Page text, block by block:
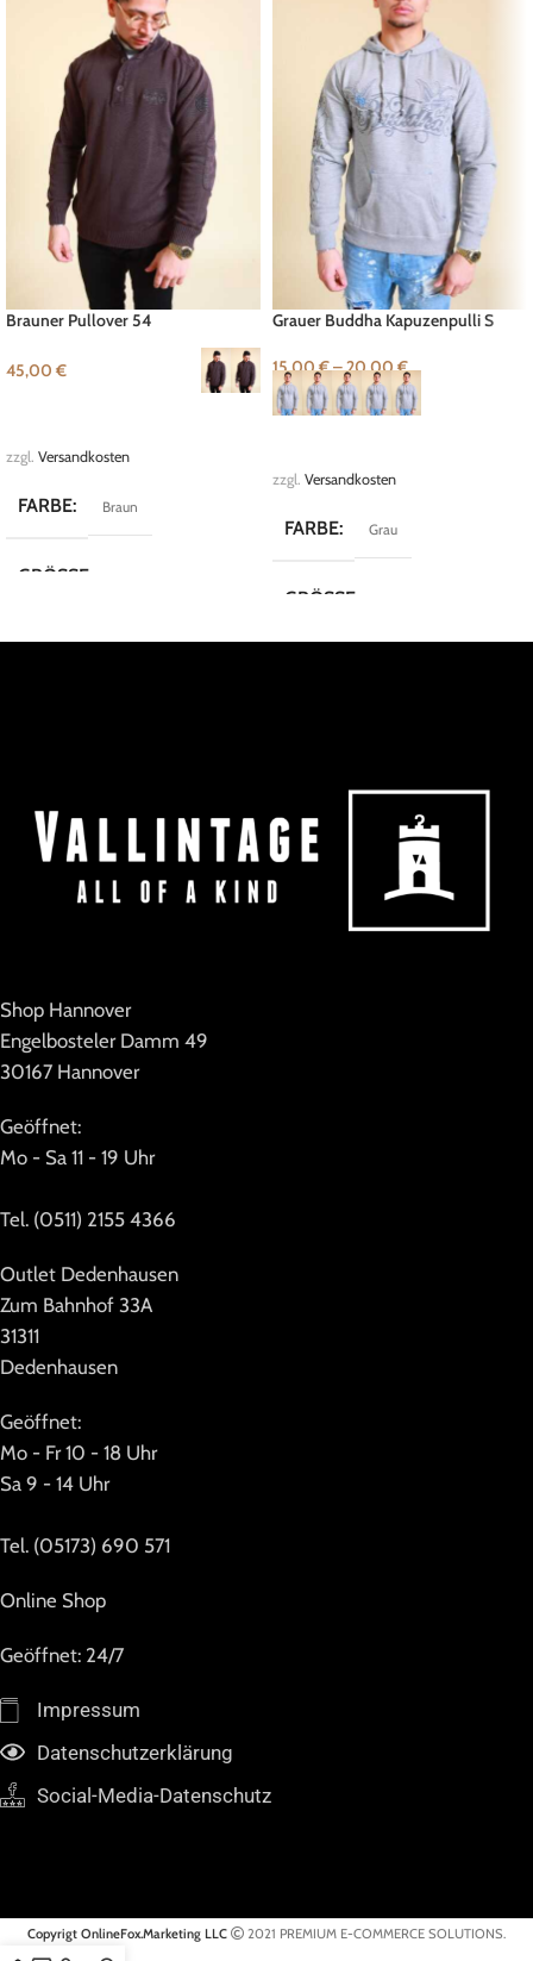
Brauner Pullover 54
45,00 €
zzgl. Versandkosten
FARBE Braun
GRÖSSE
MARKE Emilio Adani
Grauer Buddha Kapuzenpulli S
15,00€–20,00€
zzgl. Versandkosten
FARBE Grau
GRÖSSE
Shop Hannover
Engelbosteler Damm 49
30167 Hannover
Geöffnet:
Mo - Sa 11 - 19 Uhr
Tel. (0511) 2155 4366
Outlet Dedenhausen
Zum Bahnhof 33A
31311
Dedenhausen
Geöffnet:
Mo - Fr 10 - 18 Uhr
Sa 9 - 14 Uhr
Tel. (05173) 690 571
Online Shop
Geöffnet: 24/7
Impressum
Datenschutzerklärung
Social-Media-Datenschutz
Copyrigt OnlineFox.Marketing LLC 2021 PREMIUM E-COMMERCE SOLUTIONS.